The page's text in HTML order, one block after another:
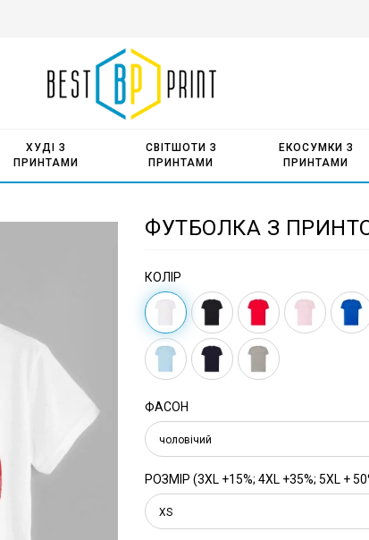
ХУДІ З
ПРИНТАМИ
СВІТШОТИ З
ПРИНТАМИ
ЕКОСУМКИ З
ПРИНТАМИ
ФУТБОЛКА З
КОЛІР
ФАСОН
чоловічий
РОЗМІР (3XL +15%; 4XL +35%; 5XL +
XS